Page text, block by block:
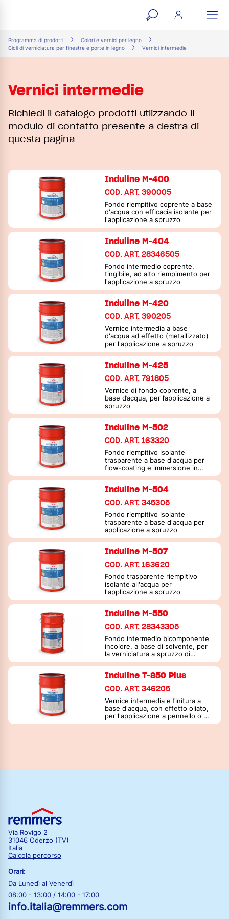
open
search
form
Programma di prodotti
Colori e vernici per legno
Cicli di verniciatura per finestre e porte in legno
Vernici intermedie
Vernici intermedie
Richiedi il catalogo prodotti utlizzando il
modulo di contatto presente a destra di
questa pagina
Induline M-400
COD. ART. 390005
Fondo riempitivo coprente a base
d'acqua con efficacia isolante per
l'applicazione a spruzzo
Induline M-404
COD. ART. 28346505
Fondo intermedio coprente,
tingibile, ad alto riempimento per
l'applicazione a spruzzo
Induline M-420
COD. ART. 390205
Vernice intermedia a base
d'acqua ad effetto (metallizzato)
per l'applicazione a spruzzo
Induline M-425
COD. ART. 791805
Vernice di fondo coprente, a
base d’acqua, per l’applicazione a
spruzzo
Induline M-502
COD. ART. 163320
Fondo riempitivo isolante
trasparente a base d'acqua per
flow-coating e immersione in
vasca
Induline M-504
COD. ART. 345305
Fondo riempitivo isolante
trasparente a base d'acqua per
applicazione a spruzzo
Induline M-507
COD. ART. 163620
Fondo trasparente riempitivo
isolante all'acqua per
l'applicazione a spruzzo
Induline M-550
COD. ART. 28343305
Fondo intermedio bicomponente
incolore, a base di solvente, per
la verniciatura a spruzzo di
serramenti
Induline T-850 Plus
COD. ART. 346205
Vernice intermedia e finitura a
base d'acqua, con effetto oliato,
per l'applicazione a pennello o a
spruzzo su elementi a stabilità
Via Rovigo 2
31046 Oderzo (TV)
Italia
Calcola percorso
Orari:
Da Lunedì al Venerdì
08:00 - 13:00 / 14:00 - 17:00
info.italia@remmers.com